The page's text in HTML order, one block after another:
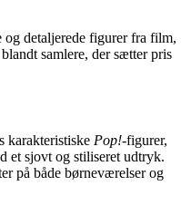
og detaljerede figurer fra film,
samlere, der sætter pris
karakteristiske Pop!-figurer,
et sjovt og stiliseret udtryk.
på både børneværelser og